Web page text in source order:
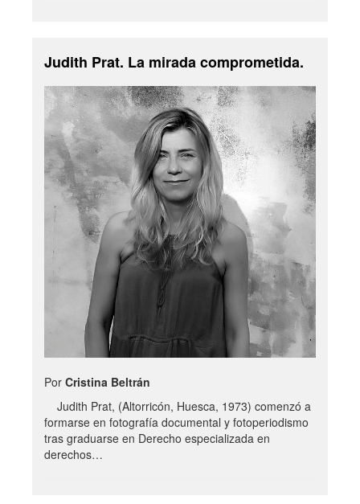
Judith Prat. La mirada comprometida.
Por Cristina Beltrán
Judith Prat, (Altorricón, Huesca, 1973) comenzó a
formarse en fotografía documental y fotoperiodismo
tras graduarse en Derecho especializada en
derechos…